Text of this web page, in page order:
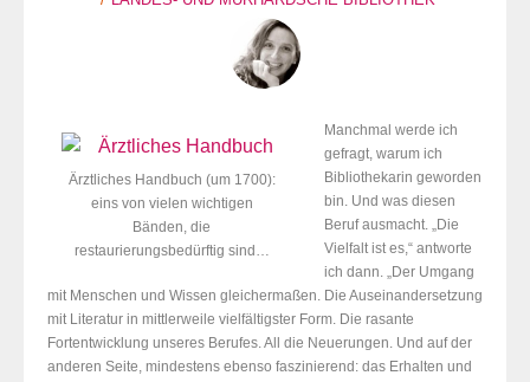
Ärztliches Handbuch (um 1700):
eins von vielen wichtigen
Bänden, die
restaurierungsbedürftig sind…
Manchmal werde ich
gefragt, warum ich
Bibliothekarin geworden
bin. Und was diesen
Beruf ausmacht. „Die
Vielfalt ist es,“ antworte
ich dann. „Der Umgang
mit Menschen und Wissen gleichermaßen. Die Auseinandersetzung
mit Literatur in mittlerweile vielfältigster Form. Die rasante
Fortentwicklung unseres Berufes. All die Neuerungen. Und auf der
anderen Seite, mindestens ebenso faszinierend: das Erhalten und